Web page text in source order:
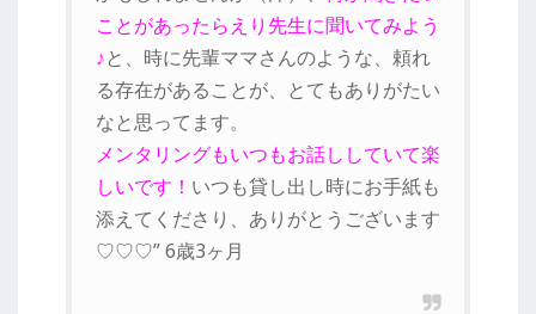
ことがあったらえり先生に聞いてみよう
♪と、時に先輩ママさんのような、頼れ
る存在があることが、とてもありがたい
なと思ってます。
メンタリングもいつもお話ししていて楽
しいです！ いつも貸し出し時にお手紙も
添えてくださり、ありがとうございます
♡♡♡” 6歳3ヶ月